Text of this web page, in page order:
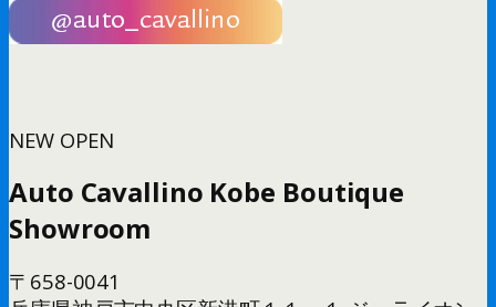
NEW OPEN
Auto Cavallino Kobe Boutique
Showroom
〒658-0041